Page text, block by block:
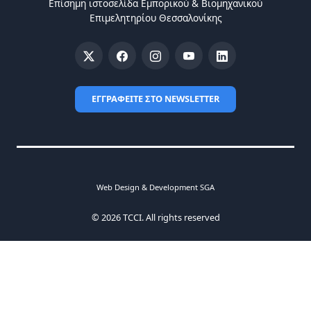
Επίσημη ιστοσελίδα Eμπορικού & Bιομηχανικού
Eπιμελητηρίου Θεσσαλονίκης
ΕΓΓΡΑΦΕΙΤΕ ΣΤΟ NEWSLETTER
Web Design & Development SGA
© 2026 TCCI. All rights reserved